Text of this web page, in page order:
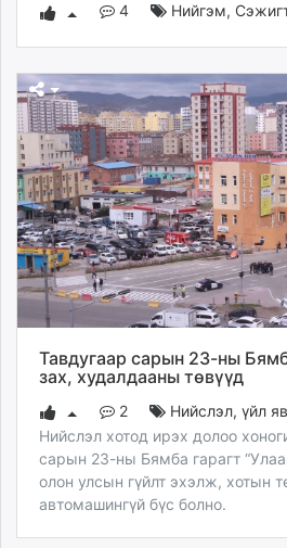
4 Нийгэм,
Тавдугаар сарын 23-ны
зах, худалдааны төвүүд
2 Нийслэл,үйл
Нийслэл хотод ирэх долоо
сарын 23-ны Бямба гарагт
олон улсын гүйлт эхэлж, хотын
автомашингүй бүс болно.